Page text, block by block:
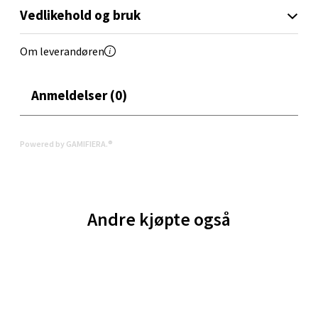
Vedlikehold og bruk
Om leverandøren
Anmeldelser (0)
Powered by GAMIFIERA.®
Andre kjøpte også
Aunasenteret, Sunndalsvegen 3, 7340 Oppdal